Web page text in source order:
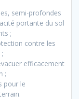
semi-profondes
portante du sol
;
contre les
efficacement
;
pour le